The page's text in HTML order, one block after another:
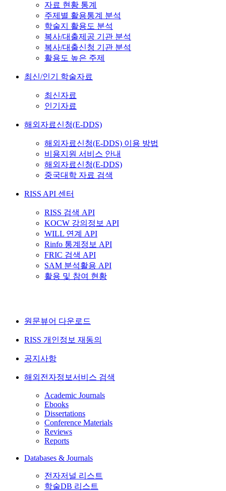
자료 현황 통계
주제별 활용통계 분석
학술지 활용도 분석
복사/대출제공 기관 분석
복사/대출신청 기관 분석
활용도 높은 주제
최신/인기 학술자료
최신자료
인기자료
해외자료신청(E-DDS)
해외자료신청(E-DDS) 이용 방법
비용지원 서비스 안내
해외자료신청(E-DDS)
중국대학 자료 검색
RISS API 센터
RISS 검색 API
KOCW 강의정보 API
WILL 연계 API
Rinfo 통계정보 API
FRIC 검색 API
SAM 분석활용 API
활용 및 참여 현황
원문뷰어 다운로드
RISS 개인정보 재동의
공지사항
해외전자정보서비스 검색
Academic Journals
Ebooks
Dissertations
Conference Materials
Reviews
Reports
Databases & Journals
전자저널 리스트
학술DB 리스트